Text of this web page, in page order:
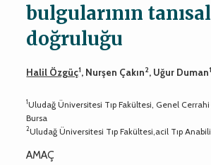
bulgularının tanısal
doğruluğu
Halil Özgüç1, Nurşen Çakın2, Uğur Duman1
1Uludağ Üniversitesi Tıp Fakültesi, Genel
Bursa
2Uludağ Üniversitesi Tıp Fakültesi,acil Tıp
AMAÇ